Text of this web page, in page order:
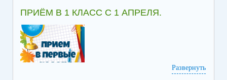
ПРИЁМ В 1 КЛАСС С 1 АПРЕЛЯ.
Развернуть